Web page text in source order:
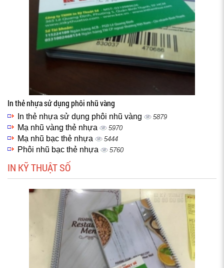
In thẻ nhựa sử dụng phôi nhũ vàng
In thẻ nhựa sử dụng phôi nhũ vàng 5879
Mạ nhũ vàng thẻ nhựa 5970
Mạ nhũ bạc thẻ nhựa 5444
Phôi nhũ bạc thẻ nhựa 5760
IN KỸ THUẬT SỐ